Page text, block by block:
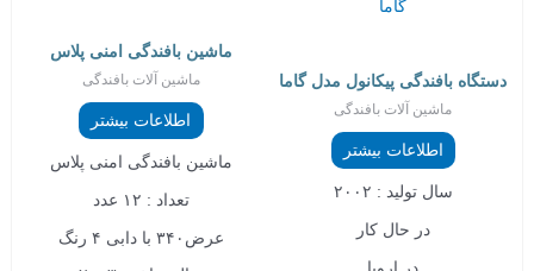
دستگاه بافندگی پیکانول مدل گاما
ماشین آلات بافندگی
اطلاعات بیشتر
سال تولید : ۲۰۰۲
در حال کار
ماشین بافندگی امنی پلاس
ماشین آلات بافندگی
اطلاعات بیشتر
ماشین بافندگی امنی پلاس
تعداد : ۱۲ عدد
عرض۳۴۰ با دابی ۴ رنگ